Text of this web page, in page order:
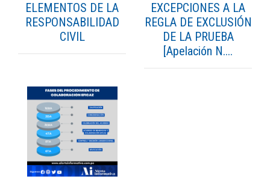
ELEMENTOS DE LA
RESPONSABILIDAD
CIVIL
EXCEPCIONES A LA
REGLA DE EXCLUSIÓN
DE LA PRUEBA
[Apelación N....